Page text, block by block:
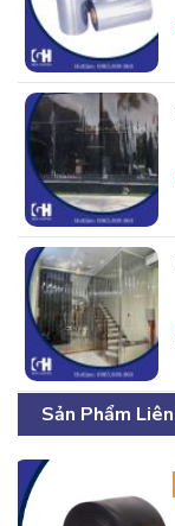
Sản Phẩm